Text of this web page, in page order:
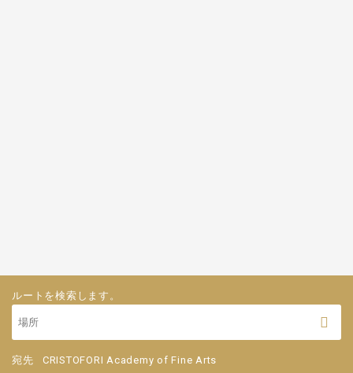
ルートを検索します。
宛先 CRISTOFORI Academy of Fine Arts